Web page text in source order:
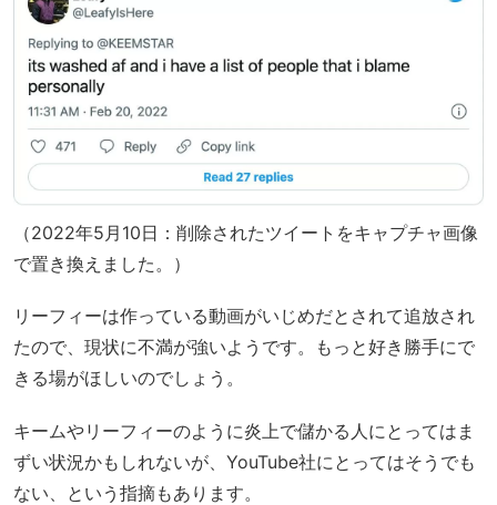
（2022年5月10日：削除されたツイートをキャプチャ画像
で置き換えました。）
リーフィーは作っている動画がいじめだとされて追放され
たので、現状に不満が強いようです。もっと好き勝手にで
きる場がほしいのでしょう。
キームやリーフィーのように炎上で儲かる人にとってはま
ずい状況かもしれないが、YouTube社にとってはそうでも
ない、という指摘もあります。